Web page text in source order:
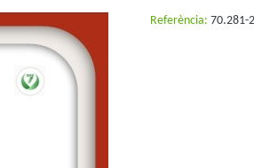
Referència: 70.281-